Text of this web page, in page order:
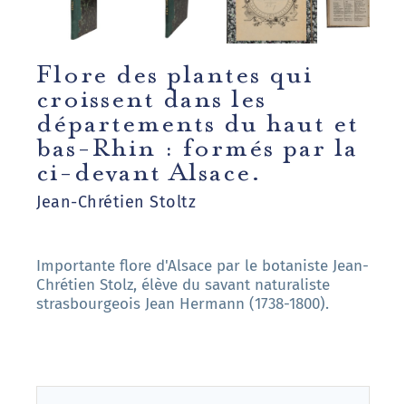
Flore des plantes qui
croissent dans les
départements du haut et
bas-Rhin : formés par la
ci-devant Alsace.
Jean-Chrétien Stoltz
Importante flore d'Alsace par le botaniste Jean-
Chrétien Stolz, élève du savant naturaliste
strasbourgeois Jean Hermann (1738-1800).